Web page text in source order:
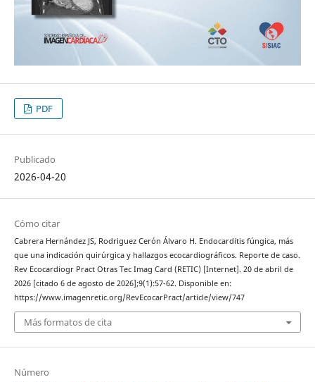
PDF
Publicado
2026-04-20
Cómo citar
Cabrera Hernández JS, Rodriguez Cerón Álvaro H. Endocarditis fúngica, más
que una indicación quirúrgica y hallazgos ecocardiográficos. Reporte de caso.
Rev Ecocardiogr Pract Otras Tec Imag Card (RETIC) [Internet]. 20 de abril de
2026 [citado 6 de agosto de 2026];9(1):57-62. Disponible en:
https://www.imagenretic.org/RevEcocarPract/article/view/747
Más formatos de cita
Número